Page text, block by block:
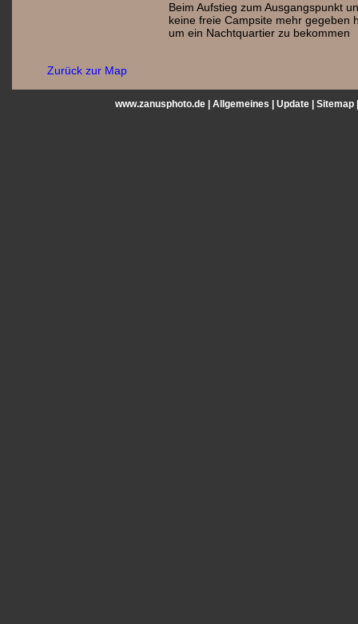
Beim Aufstieg zum Ausgangspunkt
keine freie Campsite mehr gegeben
um ein Nachtquartier zu bekommen
Zurück zur Map
www.zanusphoto.de | Allgemeines Update Sitemap